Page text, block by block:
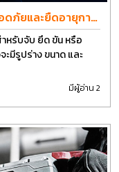
ดภัยและยืดอายุการ
หรับจับ ยึด ขัน หรือ
มีรูปร่าง ขนาด และ
มีผู้อ่าน 2